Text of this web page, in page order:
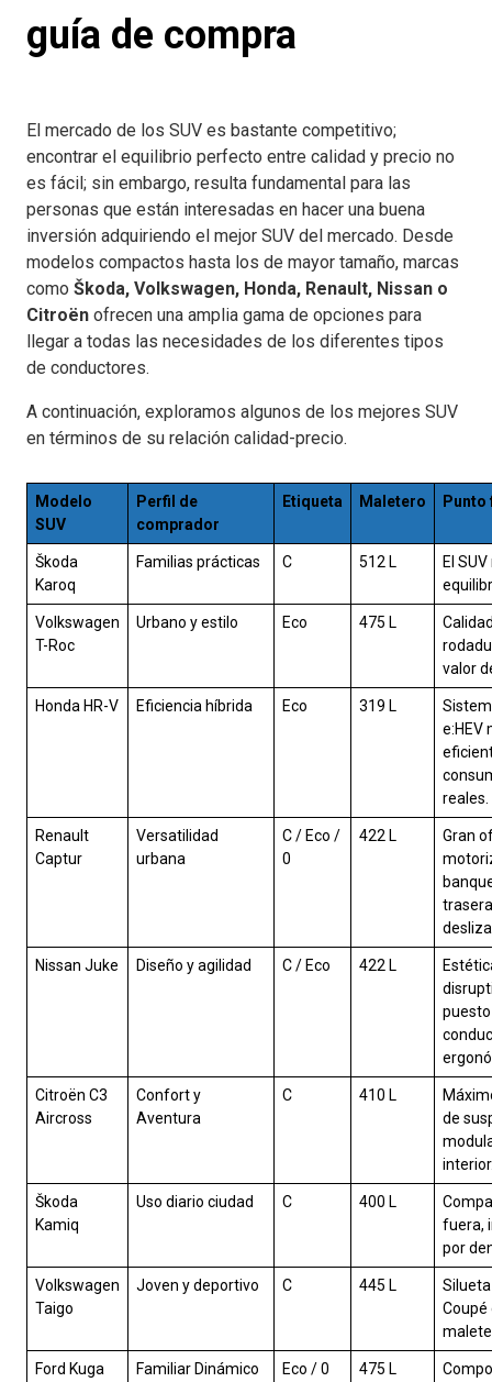
guía de compra
El mercado de los SUV es bastante competitivo;
encontrar el equilibrio perfecto entre calidad y precio no
es fácil; sin embargo, resulta fundamental para las
personas que están interesadas en hacer una buena
inversión adquiriendo el mejor SUV del mercado. Desde
modelos compactos hasta los de mayor tamaño, marcas
como Škoda, Volkswagen, Honda, Renault, Nissan o
Citroën ofrecen una amplia gama de opciones para
llegar a todas las necesidades de los diferentes tipos
de conductores.
A continuación, exploramos algunos de los mejores SUV
en términos de su relación calidad-precio.
Modelo
SUV
Perfil de
comprador
Etiqueta Maletero Punto
Škoda
Karoq
Familias prácticas C 512 L
El
Volkswagen
T-Roc
Urbano y estilo Eco 475 L
valor
Honda HR-V Eficiencia híbrida Eco 319 L
e:HEV
reales.
Renault
Captur
Versatilidad
urbana
C / Eco /
0
422 L
Gran
trasera
Nissan Juke Diseño y agilidad C / Eco 422 L
Citroën C3
Aircross
Confort y
Aventura
C 410 L
de
Škoda
Kamiq
Uso diario ciudad C 400 L
fuera,
por
Volkswagen
Taigo
Joven y deportivo C 445 L
Silueta
Coupé
Ford Kuga Familiar Dinámico Eco / 0 475 L